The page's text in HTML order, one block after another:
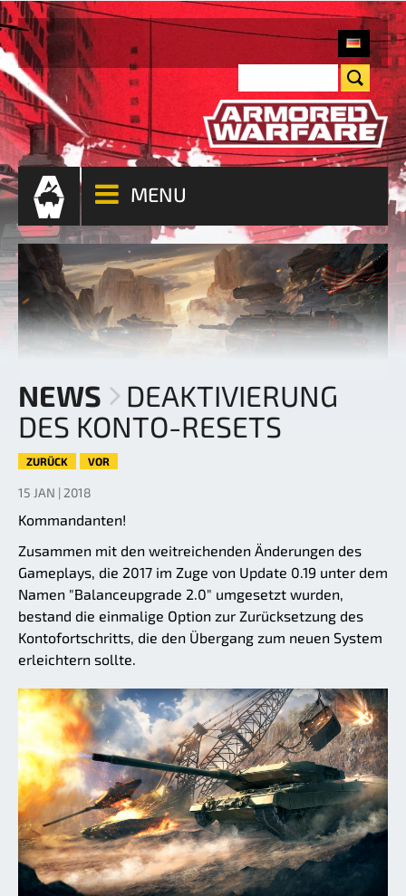
MENU
NEWS
DEAKTIVIERUNG
DES KONTO-RESETS
ZURÜCK VOR
15 JAN | 2018
Kommandanten!
Zusammen mit den weitreichenden Änderungen des
Gameplays, die 2017 im Zuge von Update 0.19 unter dem
Namen "Balanceupgrade 2.0" umgesetzt wurden,
bestand die einmalige Option zur Zurücksetzung des
Kontofortschritts, die den Übergang zum neuen System
erleichtern sollte.